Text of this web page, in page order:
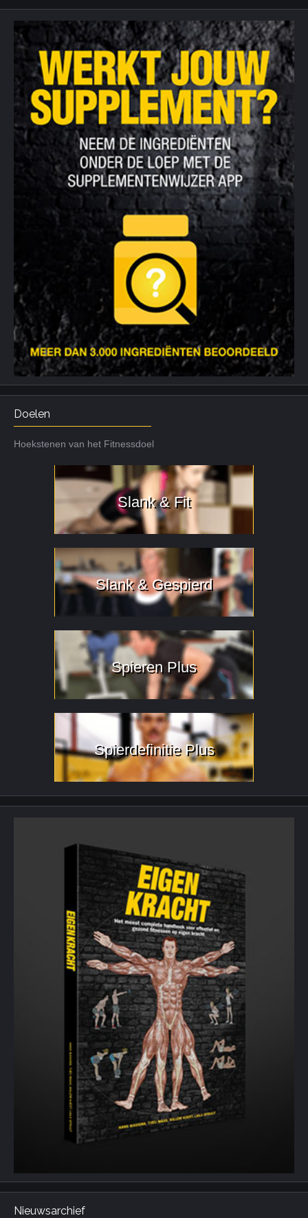
Doelen
Hoekstenen van het Fitnessdoel
Slank & Fit
Slank & Gespierd
Spieren Plus
Spierdefinitie Plus
Nieuwsarchief